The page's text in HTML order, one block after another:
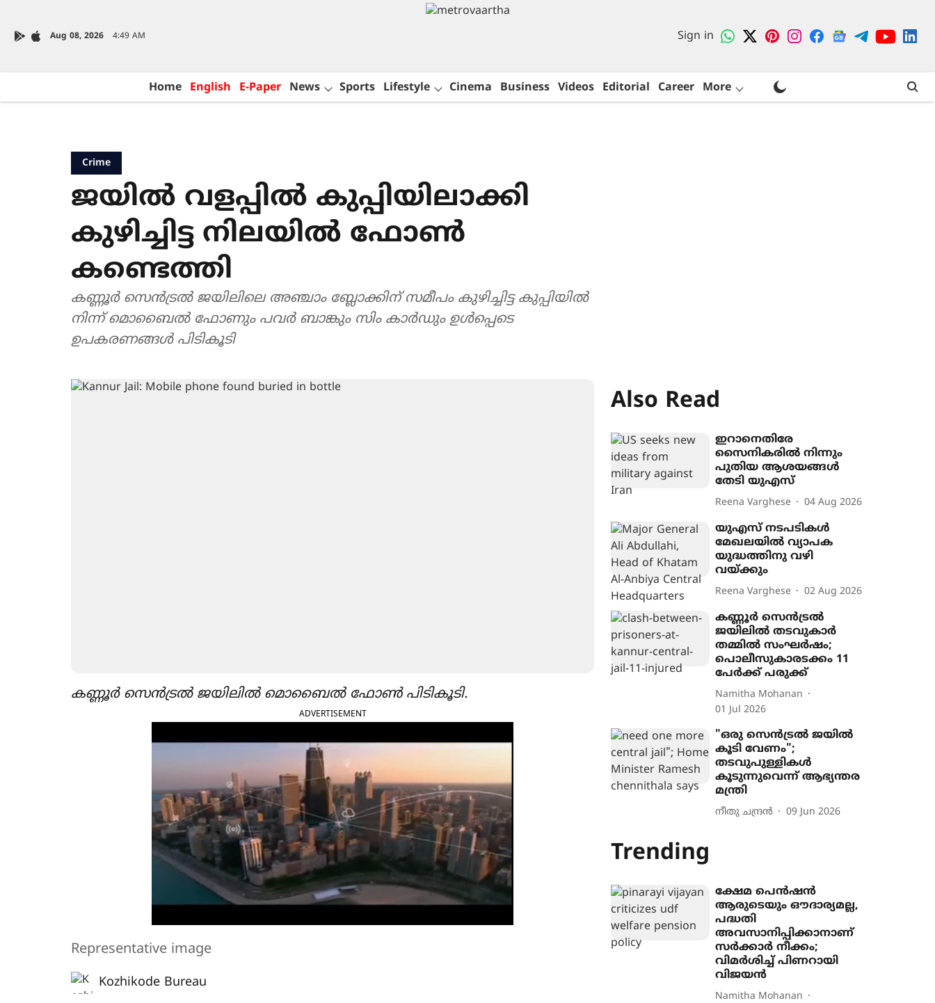
Aug 08, 2026 4:49 AM Sign in
Home English E-Paper News Sports Lifestyle Cinema Business Videos Editorial Career More
Crime
ജയിൽ വളപ്പിൽ കുപ്പിയിലാക്കി
കുഴിച്ചിട്ട നിലയിൽ ഫോൺ
കണ്ടെത്തി
കണ്ണൂർ സെൻട്രൽ ജയിലിലെ അഞ്ചാം ബ്ലോക്കിന് സമീപം കുഴിച്ചിട്ട കുപ്പിയിൽ
നിന്ന് മൊബൈൽ ഫോണും പവർ ബാങ്കും സിം കാർഡും ഉൾപ്പെടെ
ഉപകരണങ്ങൾ പിടികൂടി
കണ്ണൂർ സെൻട്രൽ ജയിലിൽ മൊബൈൽ ഫോൺ പിടികൂടി.
ADVERTISEMENT
Representative image
Kozhikode Bureau
Also Read
ഇറാനെതിരേ
സൈനികരിൽ നിന്നും
പുതിയ ആശയങ്ങൾ
തേടി യുഎസ്
Reena Varghese 04 Aug 2026
യുഎസ് നടപടികൾ
മേഖലയിൽ വ്യാപക
യുദ്ധത്തിനു വഴി
വയ്ക്കും
Reena Varghese 02 Aug 2026
കണ്ണൂർ സെൻ‌ട്രൽ
ജയിലിൽ തടവുകാർ
തമ്മിൽ സംഘർഷം;
പൊലീസുകാരടക്കം 11
പേർക്ക് പരുക്ക്
Namitha Mohanan
01 Jul 2026
"ഒരു സെൻട്രൽ ജയിൽ
കൂടി വേണം";
തടവുപുള്ളികൾ
കൂടുന്നുവെന്ന് ‍ആഭ്യന്തര
മന്ത്രി
നീതു ചന്ദ്രൻ 09 Jun 2026
Trending
ക്ഷേമ പെൻഷൻ
ആരുടെയും ഔദാര്യമല്ല,
പദ്ധതി
അവസാനിപ്പിക്കാനാണ്
സർക്കാർ നീക്കം;
വിമർശിച്ച് പിണറായി
വിജയൻ
Namitha Mohanan